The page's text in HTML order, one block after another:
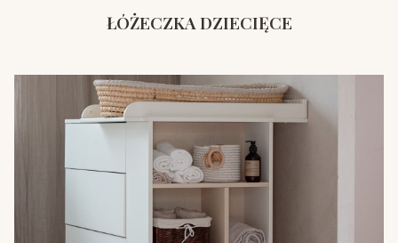
ŁÓŻECZKA DZIECIĘCE